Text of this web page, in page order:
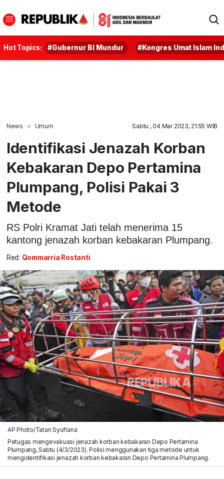
Hot Topics: #Gubernur BI Mundur #Kongres Umat Islam
News Umum Sabtu , 04 Mar 2023, 21:55 WIB
Identifikasi Jenazah Korban
Kebakaran Depo Pertamina
Plumpang, Polisi Pakai 3
Metode
RS Polri Kramat Jati telah menerima 15
kantong jenazah korban kebakaran Plumpang.
Red: Qommarria Rostanti
AP Photo/Tatan Syuflana
Petugas mengevakuasi jenazah korban kebakaran Depo Pertamina
Plumpang, Sabtu (4/3/2023). Polisi menggunakan tiga metode untuk
mengidentifikasi jenazah korban kebakaran Depo Pertamina Plumpang.